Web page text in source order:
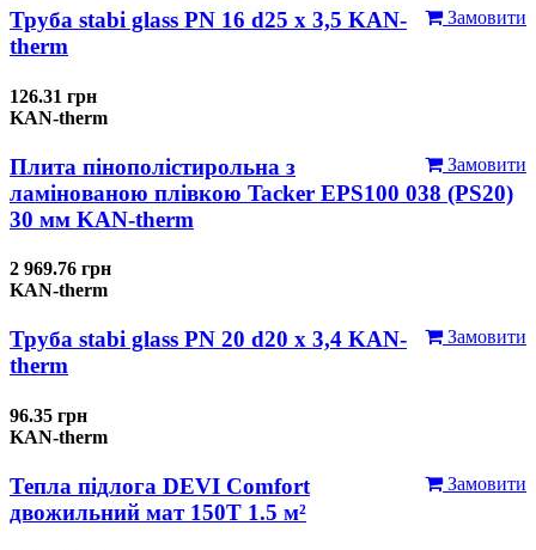
Замовити
Труба stabi glass PN 16 d25 х 3,5 KAN-
therm
126.31 грн
KAN-therm
Замовити
Плита пінополістирольна з
ламінованою плівкою Tacker EPS100 038 (PS20)
30 мм KAN-therm
2 969.76 грн
KAN-therm
Замовити
Труба stabi glass PN 20 d20 х 3,4 KAN-
therm
96.35 грн
KAN-therm
Замовити
Тепла підлога DEVI Comfort
двожильний мат 150T 1.5 м²